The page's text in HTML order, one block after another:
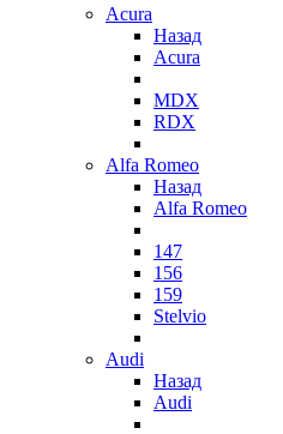
Acura
Назад
Acura
MDX
RDX
Alfa Romeo
Назад
Alfa Romeo
147
156
159
Stelvio
Audi
Назад
Audi